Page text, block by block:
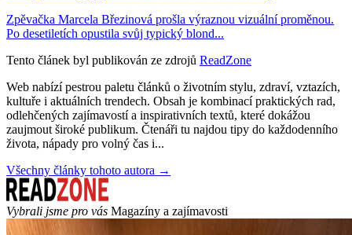
Zpěvačka Marcela Březinová prošla výraznou vizuální proměnou.
Po desetiletích opustila svůj typický blond...
Tento článek byl publikován ze zdrojů ReadZone
Web nabízí pestrou paletu článků o životním stylu, zdraví, vztazích,
kultuře i aktuálních trendech. Obsah je kombinací praktických rad,
odlehčených zajímavostí a inspirativních textů, které dokážou
zaujmout široké publikum. Čtenáři tu najdou tipy do každodenního
života, nápady pro volný čas i...
Všechny články tohoto autora →
Vybrali jsme pro vás Magazíny a zajímavosti